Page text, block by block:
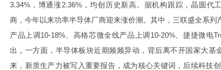
3.34%，博通涨2.36%，均创历史新高。据机构跟踪，晶圆代
商，今年以来功率半导体厂商迎来涨价潮。其中，三联盛全系列
产品上调10-18%、高格芯微全线产品上调10-20%、捷捷微电
出，一方面，半导体板块近期频频异动，背后离不开国家大基
来，新质生产力被写入重要报告，成为核心关键词，后续科技